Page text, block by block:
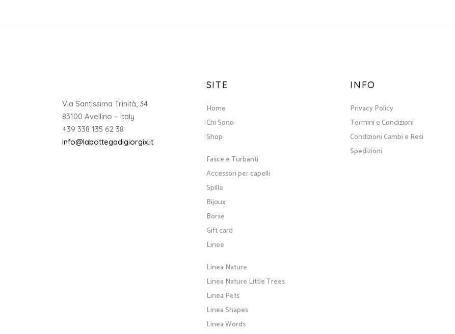
Via Santissima Trinità, 34
83100 Avellino – Italy
+39 338 135 62 38
info@labottegadigiorgix.it
SITE
Home
Chi Sono
Shop
Fasce e Turbanti
Accessori per capelli
Spille
Bijoux
Borse
Gift card
Linee
Linea Nature
Linea Nature Little Trees
Linea Pets
Linea Shapes
Linea Words
INFO
Privacy Policy
Termini e Condizioni
Condizioni Cambi e Resi
Spedizioni